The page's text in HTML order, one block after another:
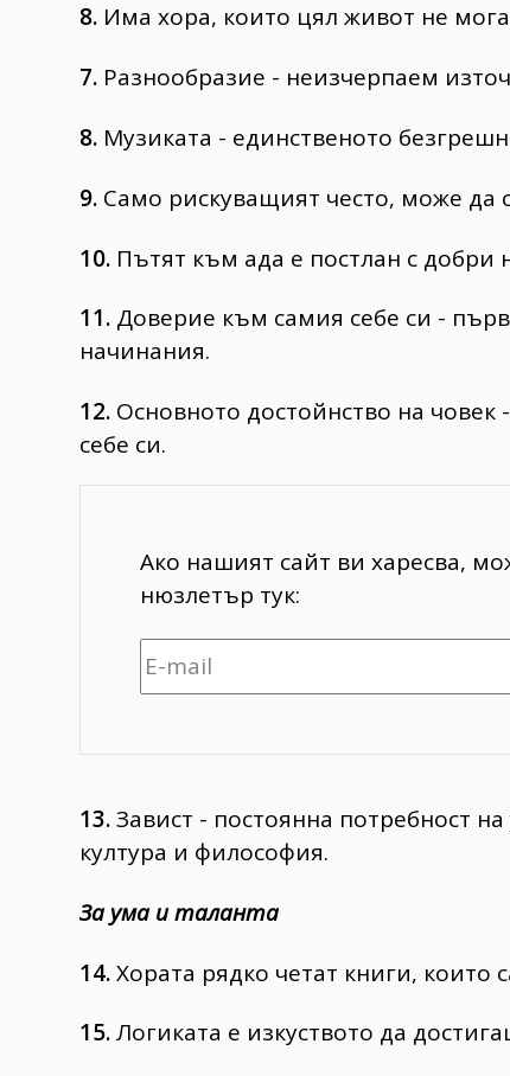
8. Има хора, които цял живот не
7. Разнообразие - неизчерпаем
8. Музиката - единственото
9. Само рискуващият често, може да
10. Пътят към ада е постлан с добри
11. Доверие към самия себе си -
начинания.
12. Основното достойнство на
себе си.
Ако нашият сайт ви харесва,
нюзлетър тук:
13.Завист - постоянна потребност
култура и философия.
За ума и таланта
14.Хората рядко четат книги, които
15.Логиката е изкуството да